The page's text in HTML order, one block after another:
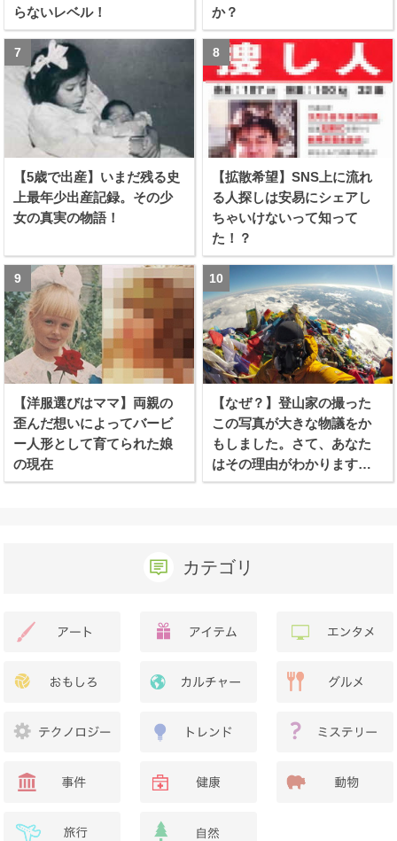
らないレベル！
か？
【5歳で出産】いまだ残る史
上最年少出産記録。その少
女の真実の物語！
【拡散希望】SNS上に流れ
る人探しは安易にシェアし
ちゃいけないって知って
た！？
【洋服選びはママ】両親の
歪んだ想いによってバービ
ー人形として育てられた娘
の現在
【なぜ？】登山家の撮った
この写真が大きな物議をか
もしました。さて、あなた
はその理由がわかります
か？
カテゴリ